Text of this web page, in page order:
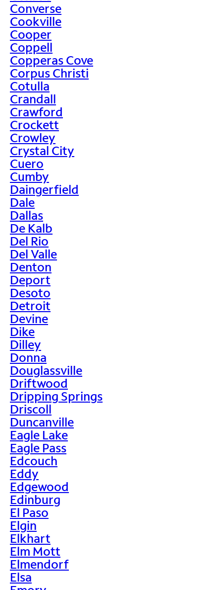
Converse
Cookville
Cooper
Coppell
Copperas Cove
Corpus Christi
Cotulla
Crandall
Crawford
Crockett
Crowley
Crystal City
Cuero
Cumby
Daingerfield
Dale
Dallas
De Kalb
Del Rio
Del Valle
Denton
Deport
Desoto
Detroit
Devine
Dike
Dilley
Donna
Douglassville
Driftwood
Dripping Springs
Driscoll
Duncanville
Eagle Lake
Eagle Pass
Edcouch
Eddy
Edgewood
Edinburg
El Paso
Elgin
Elkhart
Elm Mott
Elmendorf
Elsa